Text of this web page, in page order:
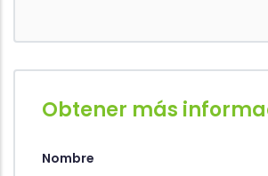
Obtener más
Nombre